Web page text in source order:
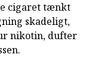
cigaret tænkt
skadeligt,
nikotin, dufter